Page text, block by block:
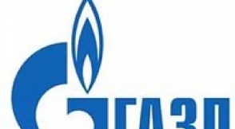
Наука и техника
Политика
Образование
В мире